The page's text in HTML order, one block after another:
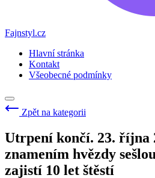
Fajnstyl.cz
Hlavní stránka
Kontakt
Všeobecné podmínky
Zpět na kategorii
Utrpení končí. 23. října
znamením hvězdy
zajistí 10 let štěstí